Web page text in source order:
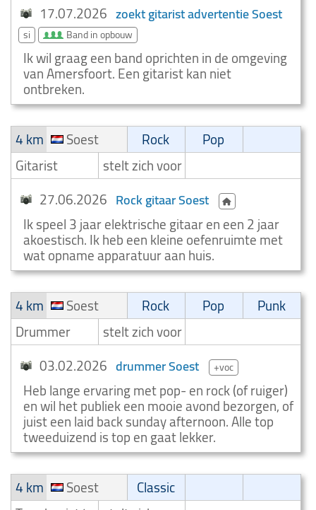
17.07.2026 zoekt gitarist advertentie Soest
si Band in opbouw
Ik wil graag een band oprichten in de omgeving
van Amersfoort. Een gitarist kan niet
ontbreken.
4 km
Soest Rock
Pop
Gitarist
stelt zich voor
27.06.2026 Rock gitaar Soest
Ik speel 3 jaar elektrische gitaar en een 2 jaar
akoestisch. Ik heb een kleine oefenruimte met
wat opname apparatuur aan huis.
4 km
Soest Rock Pop
Punk
Drummer
stelt zich voor
03.02.2026 drummer Soest +voc
Heb lange ervaring met pop- en rock (of ruiger)
en wil het publiek een mooie avond bezorgen, of
juist een laid back sunday afternoon. Alle top
tweeduizend is top en gaat lekker.
4 km
Soest
Classic